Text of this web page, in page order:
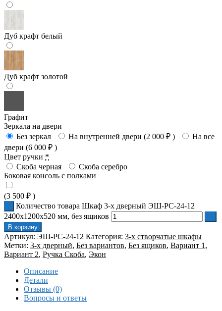
Дуб крафт белый
Дуб крафт золотой
Графит
Зеркала на двери
Без зеркал
На внутренней двери (2 000 ₽ )
На все
двери (6 000 ₽ )
Цвет ручки *
Скоба черная
Скоба серебро
Боковая консоль с полками
(3 500 ₽ )
Количество товара Шкаф 3-х дверный ЭШ-РС-24-12
2400x1200x520 мм, без ящиков
В корзину
Артикул: ЭШ-РС-24-12 Категория: 3-х створчатые шкафы
Метки: 3-х дверный, Без вариантов, Без ящиков, Вариант 1 ,
Вариант 2, Ручка Скоба, Экон
Описание
Детали
Отзывы (0)
Вопросы и ответы